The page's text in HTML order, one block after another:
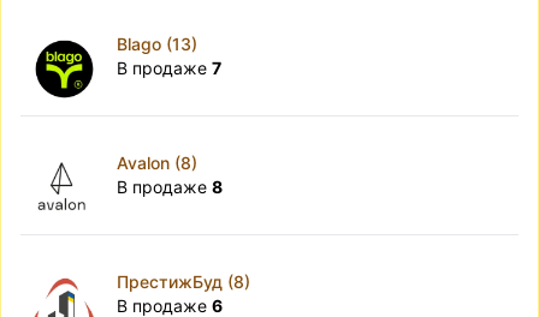
Blago (13)
В продаже 7
Avalon (8)
В продаже 8
ПрестижБуд (8)
В продаже 6